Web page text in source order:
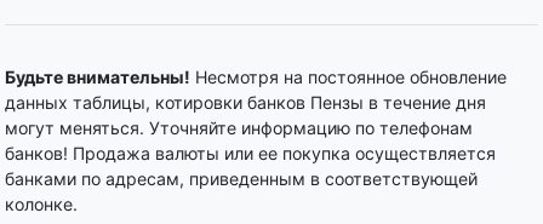
Будьте внимательны! Несмотря на постоянное обновление
данных таблицы, котировки банков Пензы в течение дня
могут меняться. Уточняйте информацию по телефонам
банков! Продажа валюты или ее покупка осуществляется
банками по адресам, приведенным в соответствующей
колонке.